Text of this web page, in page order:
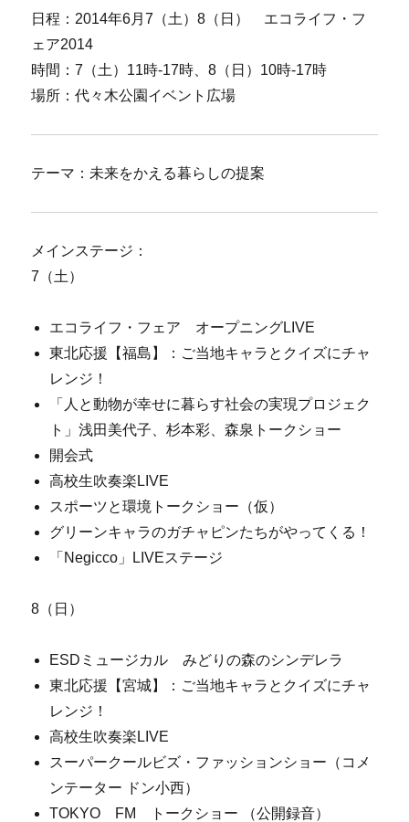
日程：2014年6月7（土）8（日） エコライフ・フ
ェア2014
時間：7（土）11時-17時、8（日）10時-17時
場所：代々木公園イベント広場
テーマ：未来をかえる暮らしの提案
メインステージ：
7（土）
エコライフ・フェア オープニングLIVE
東北応援【福島】：ご当地キャラとクイズにチャ
レンジ！
「人と動物が幸せに暮らす社会の実現プロジェク
ト」浅田美代子、杉本彩、森泉トークショー
開会式
高校生吹奏楽LIVE
スポーツと環境トークショー（仮）
グリーンキャラのガチャピンたちがやってくる！
「Negicco」LIVEステージ
8（日）
ESDミュージカル みどりの森のシンデレラ
東北応援【宮城】：ご当地キャラとクイズにチャ
レンジ！
高校生吹奏楽LIVE
スーパークールビズ・ファッションショー（コメ
ンテーター ドン小西）
TOKYO FM トークショー （公開録音）